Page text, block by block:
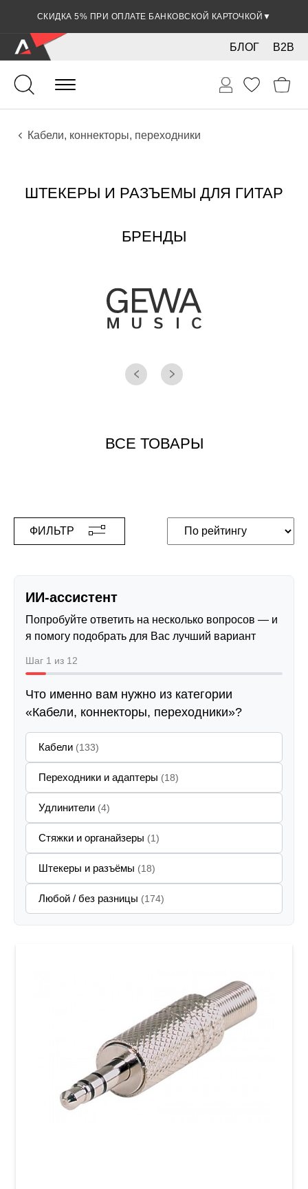
СКИДКА 5% ПРИ ОПЛАТЕ БАНКОВСКОЙ КАРТОЧКОЙ ▼
B2B
БЛОГ
Гитары
Электро инструменты
Звуковое оборудование
Кабели, коннекторы, переходники
ШТЕКЕРЫ И РАЗЪЕМЫ ДЛЯ ГИТАР
БРЕНДЫ
ВСЕ ТОВАРЫ
ФИЛЬТР
ИИ-ассистент
Попробуйте ответить на несколько вопросов — и
я помогу подобрать для Вас лучший вариант
Шаг 1 из 12
Что именно вам нужно из категории
«Кабели, коннекторы, переходники»?
Кабели (133)
Переходники и адаптеры (18)
Удлинители (4)
Стяжки и органайзеры (1)
Штекеры и разъёмы (18)
Любой / без разницы (174)